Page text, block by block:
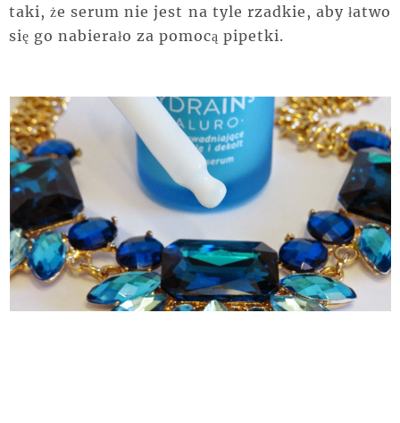
taki, że serum nie jest na tyle rzadkie, aby łatwo
się go nabierało za pomocą pipetki.